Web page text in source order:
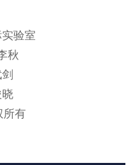
验室
秋
晓
所有